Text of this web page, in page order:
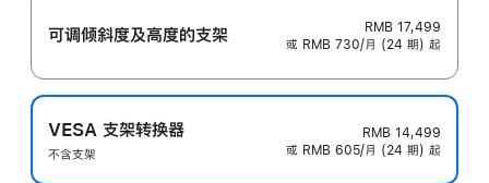
可调倾斜度及高‍度的支‍架
RMB 17,499
或 RMB 730/月 (24 期) 起
VESA 支架转换器
不含支架
RMB 14,499
或 RMB 605/月 (24 期) 起